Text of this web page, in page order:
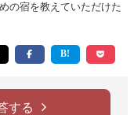
の宿を教えていただけた
する